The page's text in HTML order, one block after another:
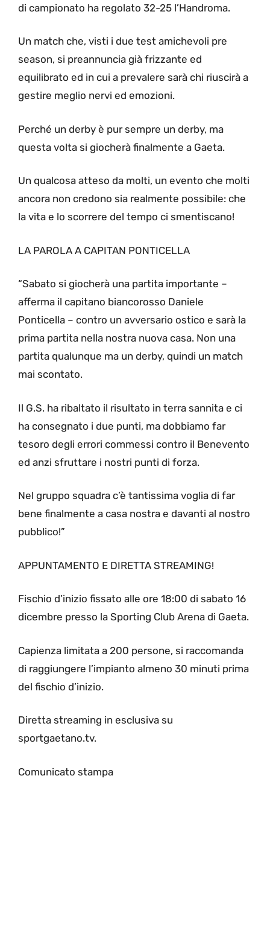
di campionato ha regolato 32-25 l’Handroma.
Un match che, visti i due test amichevoli pre
season, si preannuncia già frizzante ed
equilibrato ed in cui a prevalere sarà chi riuscirà a
gestire meglio nervi ed emozioni.
Perché un derby è pur sempre un derby, ma
questa volta si giocherà finalmente a Gaeta.
Un qualcosa atteso da molti, un evento che molti
ancora non credono sia realmente possibile: che
la vita e lo scorrere del tempo ci smentiscano!
LA PAROLA A CAPITAN PONTICELLA
“Sabato si giocherà una partita importante –
afferma il capitano biancorosso Daniele
Ponticella – contro un avversario ostico e sarà la
prima partita nella nostra nuova casa. Non una
partita qualunque ma un derby, quindi un match
mai scontato.
Il G.S. ha ribaltato il risultato in terra sannita e ci
ha consegnato i due punti, ma dobbiamo far
tesoro degli errori commessi contro il Benevento
ed anzi sfruttare i nostri punti di forza.
Nel gruppo squadra c’è tantissima voglia di far
bene finalmente a casa nostra e davanti al nostro
pubblico!”
APPUNTAMENTO E DIRETTA STREAMING!
Fischio d’inizio fissato alle ore 18:00 di sabato 16
dicembre presso la Sporting Club Arena di Gaeta.
Capienza limitata a 200 persone, si raccomanda
di raggiungere l’impianto almeno 30 minuti prima
del fischio d’inizio.
Diretta streaming in esclusiva su
sportgaetano.tv.
Comunicato stampa